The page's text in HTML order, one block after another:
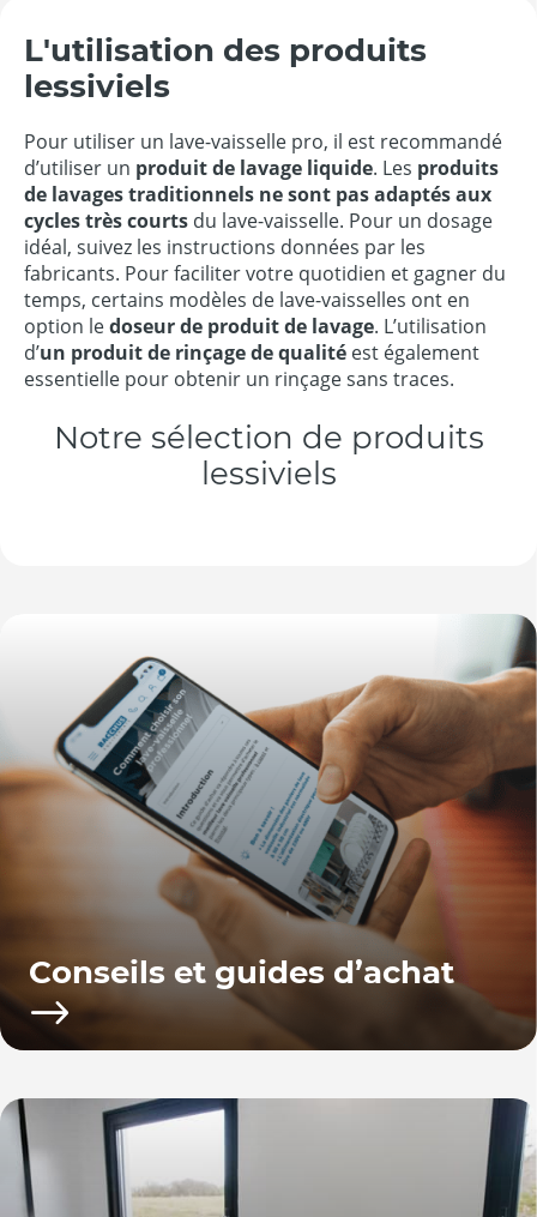
L'utilisation des produits
lessiviels
Pour utiliser un lave-vaisselle pro, il est recommandé
d’utiliser un produit de lavage liquide. Les produits
de lavages traditionnels ne sont pas adaptés aux
cycles très courts du lave-vaisselle. Pour un dosage
idéal, suivez les instructions données par les
fabricants. Pour faciliter votre quotidien et gagner du
temps, certains modèles de lave-vaisselles ont en
option ledoseur de produit de lavage. L’utilisation
d’un produit de rinçage de qualité est également
essentielle pour obtenir un rinçage sans traces.
Notre sélection de produits
lessiviels
Conseils et guides d’achat